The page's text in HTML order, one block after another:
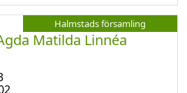
Halmstads församling
Matilda Linnéa